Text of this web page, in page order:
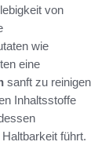
von
wie
eine
sanft zu reinigen
Inhaltsstoffe
führt.